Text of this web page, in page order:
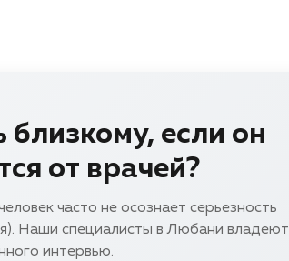
близкому, если он
от врачей?
часто не осознает серьезность
Наши специалисты в Любани владеют
интервью.